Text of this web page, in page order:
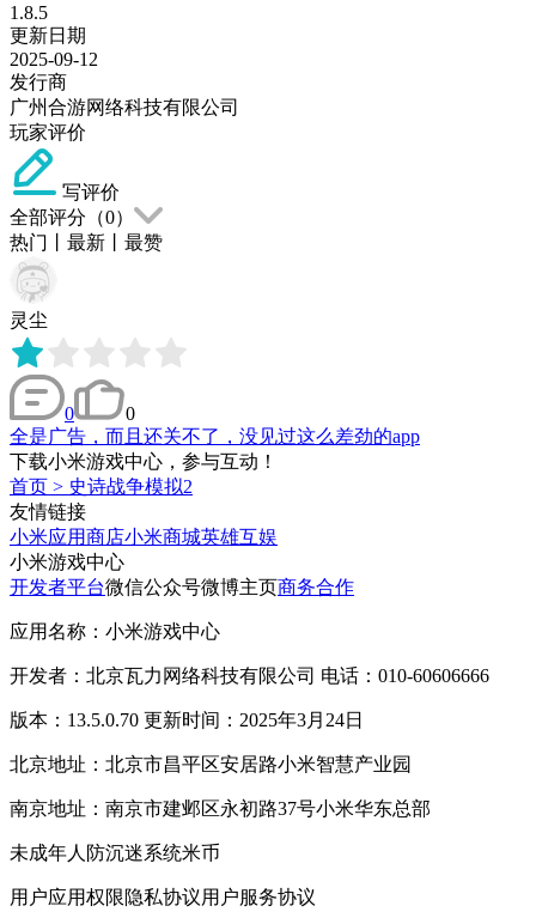
1.8.5
更新日期
2025-09-12
发行商
广州合游网络科技有限公司
玩家评价
写评价
全部评分（0）
热门
最新 最赞
灵尘
0
0
全是广告，而且还关不了，没见过这么差劲的app
下载小米游戏中心，参与互动！
首页 > 史诗战争模拟2
友情链接
小米应用商店小米商城英雄互娱
小米游戏中心
开发者平台微信公众号微博主页商务合作
应用名称：小米游戏中心
开发者：北京瓦力网络科技有限公司 电话：010-60606666
版本：13.5.0.70 更新时间：2025年3月24日
北京地址：北京市昌平区安居路小米智慧产业园
南京地址：南京市建邺区永初路37号小米华东总部
未成年人防沉迷系统米币
用户应用权限隐私协议用户服务协议